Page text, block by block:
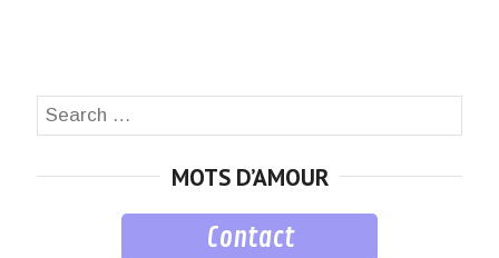
Search
MOTS D’AMOUR
Contact